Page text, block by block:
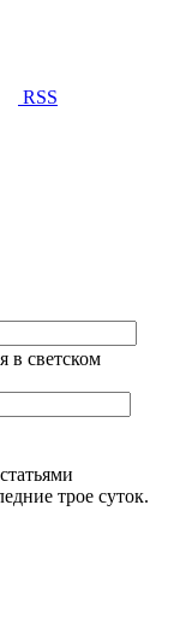
RSS
в светском
трое суток.